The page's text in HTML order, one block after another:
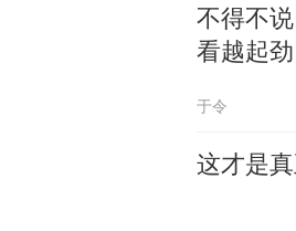
不得不
看越起劲
于令
这才是